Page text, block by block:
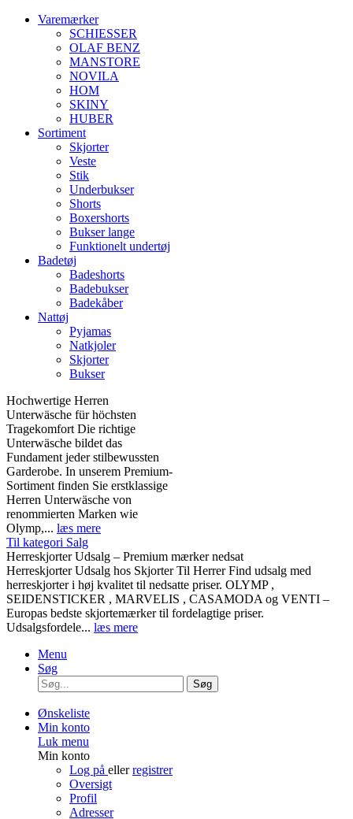
Varemærker
SCHIESSER
OLAF BENZ
MANSTORE
NOVILA
HOM
SKINY
HUBER
Sortiment
Skjorter
Veste
Stik
Underbukser
Shorts
Boxershorts
Bukser lange
Funktionelt undertøj
Badetøj
Badeshorts
Badebukser
Badekåber
Nattøj
Pyjamas
Natkjoler
Skjorter
Bukser
Hochwertige Herren
Unterwäsche für höchsten
Tragekomfort Die richtige
Unterwäsche bildet das
Fundament jeder stilbewussten
Garderobe. In unserem Premium-
Sortiment finden Sie erstklassige
Herren Unterwäsche von
renommierten Marken wie
Olymp,... læs mere
Til kategori Salg
Herreskjorter Udsalg – Premium mærker nedsat
Herreskjorter Udsalg hos Skjorter Til Herrer Find udsalg med
herreskjorter i høj kvalitet til nedsatte priser. OLYMP ,
SEIDENSTICKER , MARVELIS , CASAMODA og VENTI –
Europas bedste skjortemærker til fordelagtige priser.
Udsalgsfordele... læs mere
Menu
Søg
Søg
Ønskeliste
Min konto
Luk menu
Min konto
Log på ellerregistrer
Oversigt
Profil
Adresser